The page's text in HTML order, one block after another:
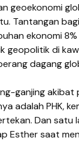
geoekonomi
Tantangan
ekonomi
geopolitik di
dagang
ganjing akibat
adalah PHK,
Dan satu
Esther saat